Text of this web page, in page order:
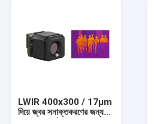
LWIR 400x300 / 17μm
দিয়ে জ্বর সনাক্তকরণের জন্য